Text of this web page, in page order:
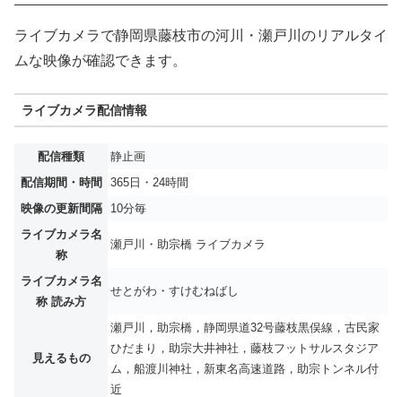
ライブカメラで静岡県藤枝市の河川・瀬戸川のリアルタイ
ムな映像が確認できます。
ライブカメラ配信情報
配信種類
静止画
配信期間・時間
365日・24時間
映像の更新間隔
10分毎
ライブカメラ名
称
瀬戸川・助宗橋 ライブカメラ
ライブカメラ名
称 読み方
せとがわ・すけむねばし
見えるもの
瀬戸川，助宗橋，静岡県道32号藤枝黒俣線，古民家
ひだまり，助宗大井神社，藤枝フットサルスタジア
ム，船渡川神社，新東名高速道路，助宗トンネル付
近